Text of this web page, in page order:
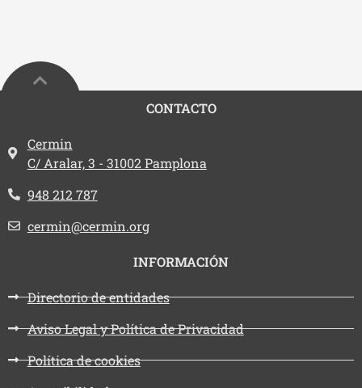
CONTACTO
Dirección:
Cermin
C/ Aralar, 3 - 31002 Pamplona
Teléfono:
948 212 787
Email:
cermin@cermin.org
INFORMACIÓN
Directorio de entidades
Aviso Legal y Política de Privacidad
Política de cookies